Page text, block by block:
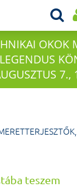
OKOK
teszem